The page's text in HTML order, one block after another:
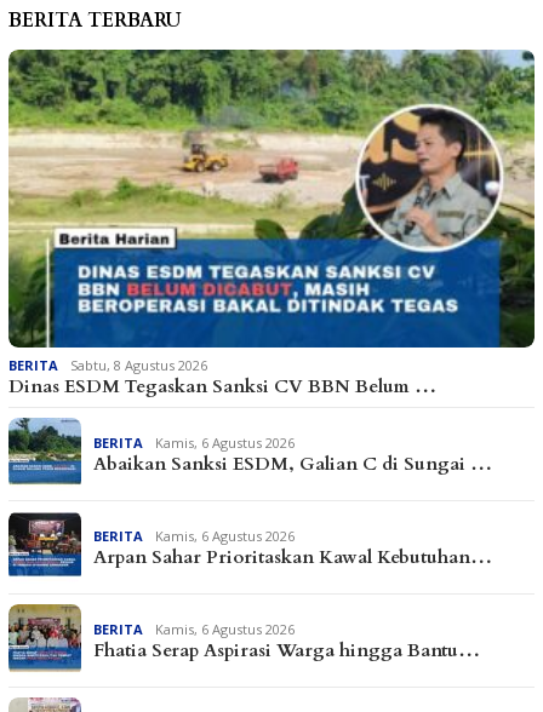
BERITA TERBARU
BERITA Sabtu, 8 Agustus 2026
Dinas ESDM Tegaskan Sanksi CV BBN Belum …
BERITA Kamis, 6 Agustus 2026
Abaikan Sanksi ESDM, Galian C di Sungai …
BERITA Kamis, 6 Agustus 2026
Arpan Sahar Prioritaskan Kawal Kebutuhan…
BERITA Kamis, 6 Agustus 2026
Fhatia Serap Aspirasi Warga hingga Bantu…